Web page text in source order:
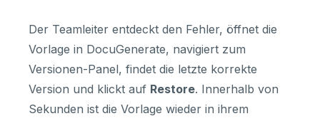
Der Teamleiter entdeckt den Fehler, öffnet die
Vorlage in DocuGenerate, navigiert zum
Versionen-Panel, findet die letzte korrekte
Version und klickt auf Restore. Innerhalb von
Sekunden ist die Vorlage wieder in ihrem